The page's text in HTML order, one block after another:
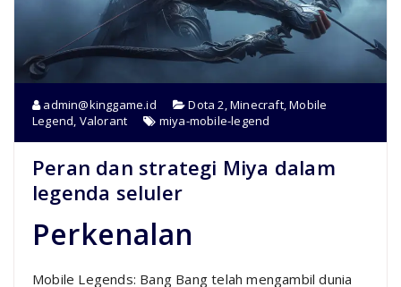
admin@kinggame.id Dota 2 ,Minecraft,Mobile
Legend Valorant miya-mobile-legend
Peran dan strategi Miya dalam
legenda seluler
Perkenalan
Mobile Legends: Bang Bang telah mengambil dunia